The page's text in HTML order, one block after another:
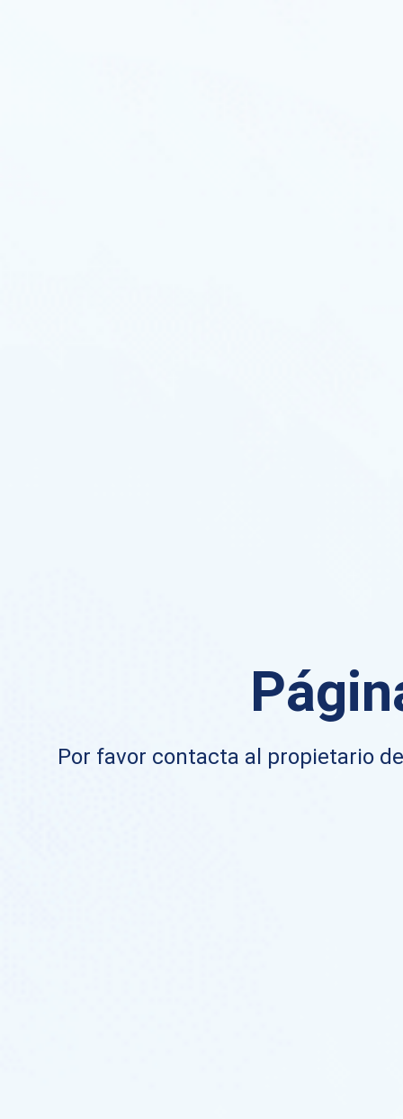
Por favor contacta al propietario